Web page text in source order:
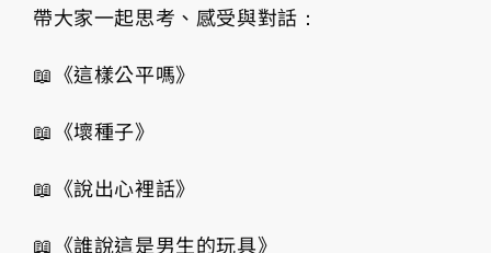
帶大家一起思考、感受與對話：
📖《這樣公平嗎》
📖《壞種子》
📖《說出心裡話》
📖《誰說這是男生的玩具》